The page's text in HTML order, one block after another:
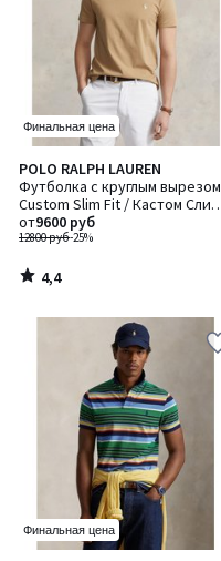
Финальная цена
POLO RALPH LAUREN
Футболка с круглым вырезом
Custom Slim Fit / Кастом Слим
Фит
12800 руб-25%
от9600 руб
4,4
/ 5
4,4
/
Финальная цена